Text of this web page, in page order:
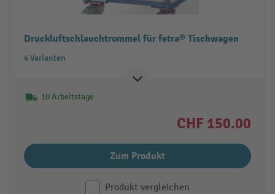
Druckluftschlauchtrommel für fetra® Tischwagen
4 Varianten
10 Arbeitstage
CHF 150.00
Zum Produkt
Produkt vergleichen